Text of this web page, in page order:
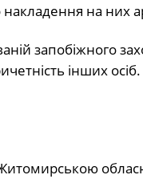
на них
запобіжного
інших осіб.